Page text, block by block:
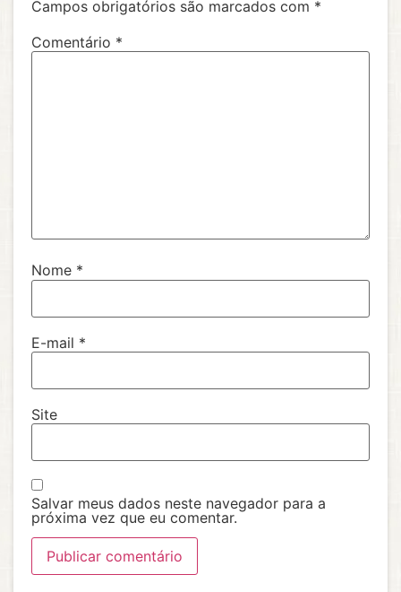
Campos obrigatórios são marcados com *
Comentário *
Nome *
E-mail *
Site
Salvar meus dados neste navegador para a
próxima vez que eu comentar.